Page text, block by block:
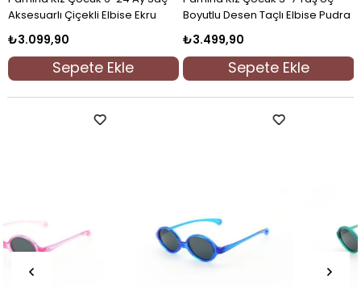
Aksesuarlı Çiçekli Elbise Ekru
₺3.099,90
Sepete Ekle
Boyutlu Desen Taçlı Elbise Pudra
₺3.499,90
Sepete Ekle